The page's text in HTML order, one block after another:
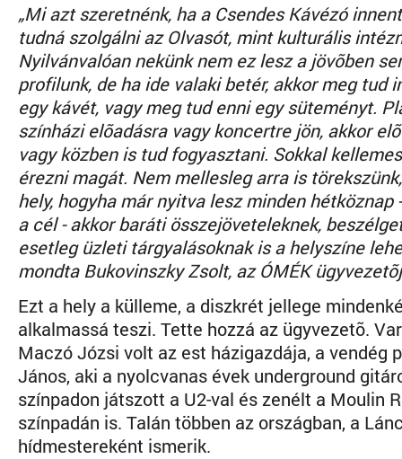
„Mi azt szeretnénk, ha a Csendes Kávézó
tudná szolgálni az Olvasót, mint kulturális
Nyilvánvalóan nekünk nem ez lesz a jövõben
profilunk, de ha ide valaki betér, akkor meg tud
egy kávét, vagy meg tud enni egy süteményt.
színházi elõadásra vagy koncertre jön, akkor
vagy közben is tud fogyasztani. Sokkal
érezni magát. Nem mellesleg arra is
hely, hogyha már nyitva lesz minden hétköznap
a cél - akkor baráti összejöveteleknek,
esetleg üzleti tárgyalásoknak is a helyszíne
mondta Bukovinszky Zsolt, az ÓMÉK
Ezt a hely a külleme, a diszkrét jellege
alkalmassá teszi. Tette hozzá az ügyvezetõ.
Maczó Józsi volt az est házigazdája, a vendég
János, aki a nyolcvanas évek underground
színpadon játszott a U2-val és zenélt a Moulin
színpadán is. Talán többen az országban, a
hídmestereként ismerik.